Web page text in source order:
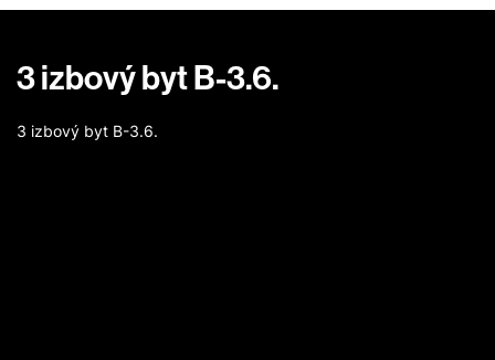
3 izbový byt B-3.6.
3 izbový byt B-3.6.